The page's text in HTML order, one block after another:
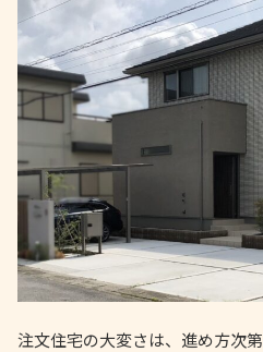
注文住宅の大変さは、進め方次